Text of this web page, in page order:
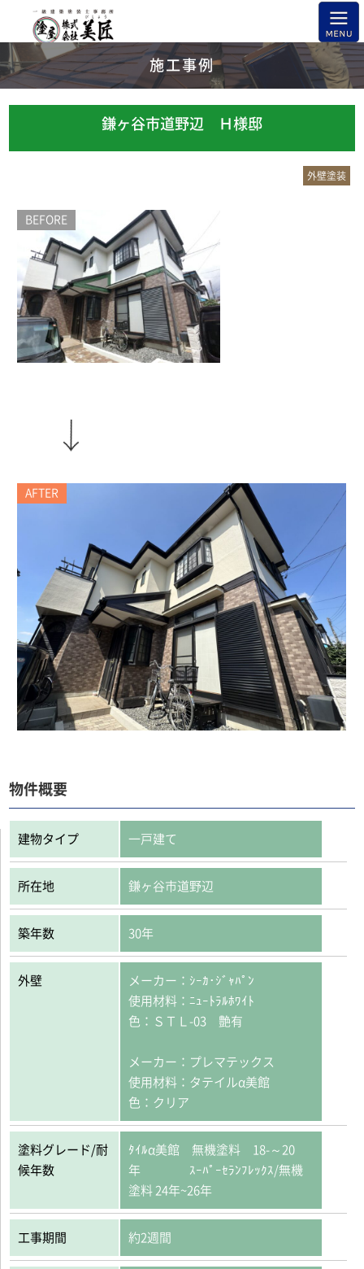
施工事例
鎌ヶ谷市道野辺 Ｈ様邸
外壁塗装
BEFORE
AFTER
物件概要
建物タイプ 一戸建て
所在地 鎌ヶ谷市道野辺
築年数 30年
外壁
メーカー：ｼｰｶ･ｼﾞｬﾊﾟﾝ
使用材料：ﾆｭｰﾄﾗﾙﾎﾜｲﾄ
色：ＳＴＬ-03 艶有
メーカー：プレマテックス
使用材料：タテイルα美館
色：クリア
塗料グレード/耐
候年数
ﾀｲﾙα美館 無機塗料 18-～20
年 ｽｰﾊﾟｰｾﾗﾝﾌﾚｯｸｽ/無機
塗料 24年~26年
工事期間 約2週間